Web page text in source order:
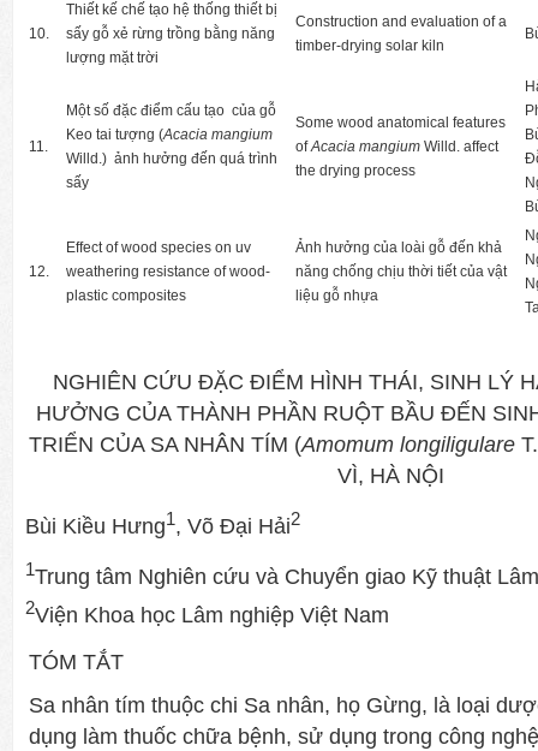
10.
Thiết kế chế tạo hệ thống thiết bị
sấy gỗ xẻ rừng trồng bằng năng
lượng mặt trời
Construction and evaluation of a
timber-drying solar kiln
11.
Một số đặc điểm cấu tạo của gỗ
Keo tai tượng (Acacia mangium
Willd.) ảnh hưởng đến quá trình
sấy
Some wood anatomical features
ofAcacia mangium Willd. affect
the drying process
12.
Effect of wood species on uv
weathering resistance of wood-
plastic composites
Ảnh hưởng của loài gỗ đến khả
năng chống chịu thời tiết của vật
liệu gỗ nhựa
NGHIÊN CỨU ĐẶC ĐIỂM HÌNH THÁI, SINH LÝ
HƯỞNG CỦA THÀNH PHẦN RUỘT BẦU ĐẾN
TRIỂN CỦA SA NHÂN TÍM (Amomum longiligulare
VÌ, HÀ NỘI
Bùi Kiều Hưng1, Võ Đại Hải2
1Trung tâm Nghiên cứu và Chuyển giao Kỹ thuật
2Viện Khoa học Lâm nghiệp Việt Nam
TÓM TẮT
Sa nhân tím thuộc chi Sa nhân, họ Gừng, là loại
dụng làm thuốc chữa bệnh, sử dụng trong công